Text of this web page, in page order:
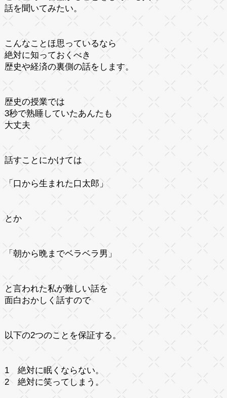
話を聞いてみたい。
こんなことほ思っているなら
絶対に知っておくべき
歴史や経済の裏側の話をします。
歴史の授業では
3秒で熟睡していたあんたも
大丈夫
話すことにかけては
「口から生まれた口太郎」
とか
「朝から晩までベラベラ男」
と言われた私が難しい話を
面白おかしく話すので
以下の2つのことを保証する。
1 絶対に眠くならない。
2 絶対に笑ってしまう。